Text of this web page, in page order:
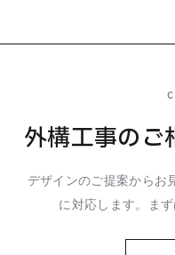
外構工事のご
デザインのご提案からお
に対応します。ま